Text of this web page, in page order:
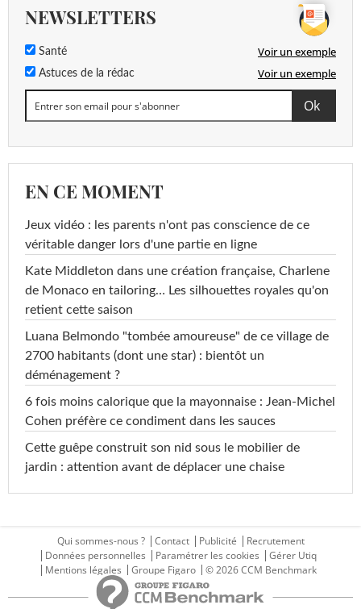
NEWSLETTERS
Santé Voir un exemple
Astuces de la rédac Voir un exemple
EN CE MOMENT
Jeux vidéo : les parents n'ont pas conscience de ce
véritable danger lors d'une partie en ligne
Kate Middleton dans une création française, Charlene
de Monaco en tailoring… Les silhouettes royales qu'on
retient cette saison
Luana Belmondo "tombée amoureuse" de ce village de
2700 habitants (dont une star) : bientôt un
déménagement ?
6 fois moins calorique que la mayonnaise : Jean-Michel
Cohen préfère ce condiment dans les sauces
Cette guêpe construit son nid sous le mobilier de
jardin : attention avant de déplacer une chaise
Qui sommes-nous ? Contact Publicité
Recrutement
Données personnelles
Paramétrer les cookies
Gérer Utiq
Mentions légales
Groupe Figaro © 2026 CCM Benchmark